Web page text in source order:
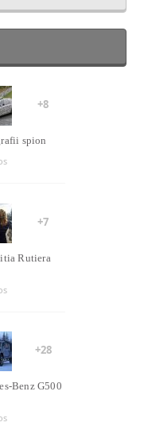
+8
spion
+7
Rutiera
+28
Benz G500